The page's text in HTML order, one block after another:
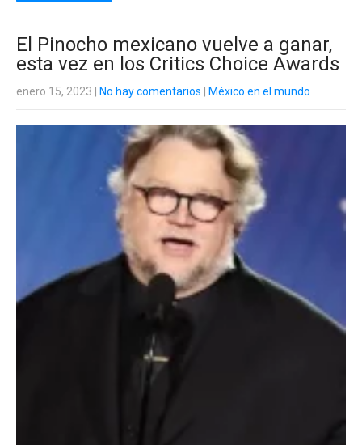
El Pinocho mexicano vuelve a ganar,
esta vez en los Critics Choice Awards
enero 15, 2023 No hay comentarios México en el mundo